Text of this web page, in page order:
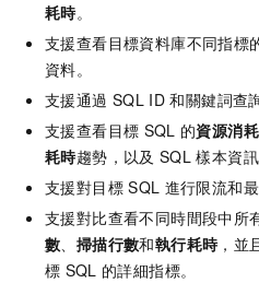
耗時。
支援查看目標資料庫不同指標
資料。
支援通過 SQL ID 和關鍵詞查
支援查看目標 SQL 的資源消耗
耗時趨勢，以及 SQL 樣本資訊
支援對目標 SQL 進行限流和最
支援對比查看不同時間段中所
數、 掃描行數和執行耗時，並
標 SQL 的詳細指標。